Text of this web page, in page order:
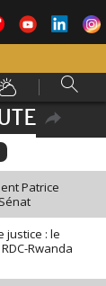
Patrice
justice : le
Rwanda